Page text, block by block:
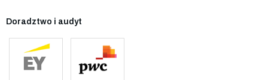
Doradztwo i audyt